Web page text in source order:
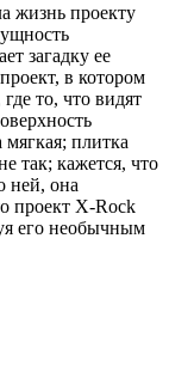
жизнь проекту
загадку ее
в котором
то, что видят
плитка
так; кажется, что
ней, она
проект X-Rock
его необычным